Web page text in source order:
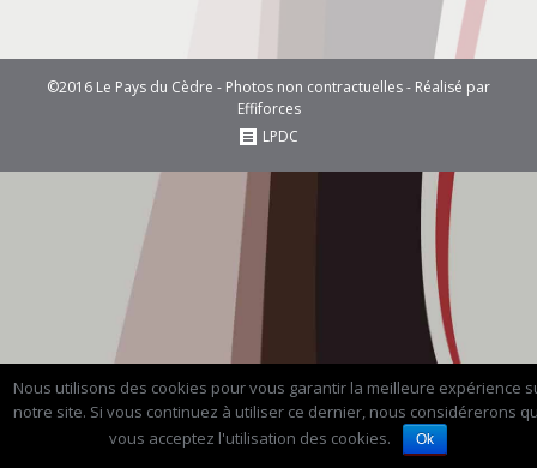
©2016 Le Pays du Cèdre - Photos non contractuelles - Réalisé par
Effiforces
LPDC
Nous utilisons des cookies pour vous garantir la meilleure expérience
notre site. Si vous continuez à utiliser ce dernier, nous considérerons
vous acceptez l'utilisation des cookies.
Ok